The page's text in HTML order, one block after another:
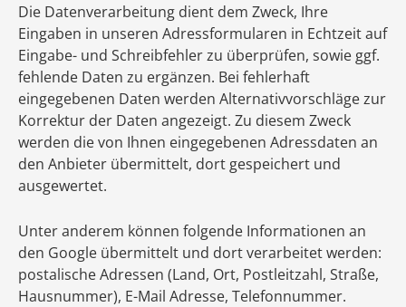
Die Datenverarbeitung dient dem Zweck, Ihre
Eingaben in unseren Adressformularen in Echtzeit auf
Eingabe- und Schreibfehler zu überprüfen, sowie ggf.
fehlende Daten zu ergänzen. Bei fehlerhaft
eingegebenen Daten werden Alternativvorschläge zur
Korrektur der Daten angezeigt. Zu diesem Zweck
werden die von Ihnen eingegebenen Adressdaten an
den Anbieter übermittelt, dort gespeichert und
ausgewertet.
Unter anderem können folgende Informationen an
den Google übermittelt und dort verarbeitet werden:
postalische Adressen (Land, Ort, Postleitzahl, Straße,
Hausnummer), E-Mail Adresse, Telefonnummer.